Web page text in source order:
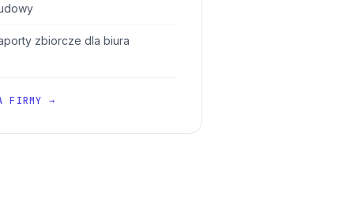
zbiorcze dla biura
FIRMY →